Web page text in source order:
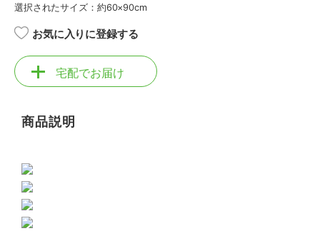
選択されたサイズ：約60×90cm
お気に入りに登録する
宅配でお届け
商品説明